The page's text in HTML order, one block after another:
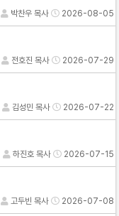
박찬우 목사 2026-08-05
전호진 목사 2026-07-29
김성민 목사 2026-07-22
하진호 목사 2026-07-15
고두빈 목사 2026-07-08